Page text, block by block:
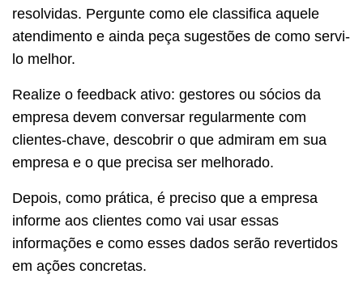
resolvidas. Pergunte como ele classifica aquele
atendimento e ainda peça sugestões de como servi-
lo melhor.
Realize o feedback ativo: gestores ou sócios da
empresa devem conversar regularmente com
clientes-chave, descobrir o que admiram em sua
empresa e o que precisa ser melhorado.
Depois, como prática, é preciso que a empresa
informe aos clientes como vai usar essas
informações e como esses dados serão revertidos
em ações concretas.